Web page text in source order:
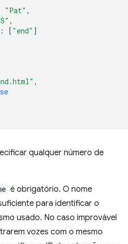
"Pat" ,
,
: [ "end" ]
,
qualquer número de
é obrigatório. O nome
para identificar o
usado. No caso improvável
vozes com o mesmo